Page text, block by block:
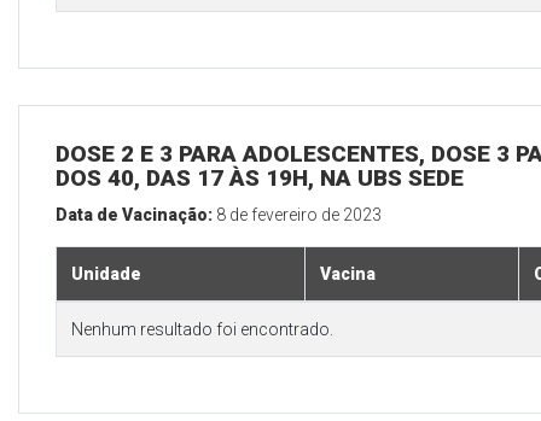
DOSE 2 E 3 PARA ADOLESCENTES, DOSE 3
DOS 40, DAS 17 ÀS 19H, NA UBS SEDE
Data de Vacinação: 8 de fevereiro de 2023
Unidade Vacina
Nenhum resultado foi encontrado.